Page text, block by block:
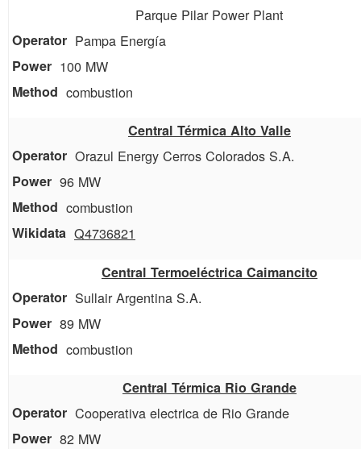
Parque Pilar Power Plant
Pampa Energía
100 MW
combustion
Central Térmica Alto Valle
Orazul Energy Cerros Colorados S.A.
96 MW
combustion
Q4736821
Central Termoeléctrica Caimancito
Sullair Argentina S.A.
89 MW
combustion
Central Térmica Rio Grande
Cooperativa electrica de Rio Grande
82 MW